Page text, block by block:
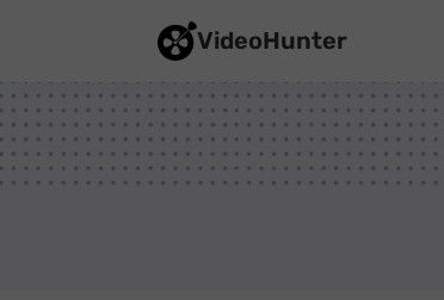
VideoHunter